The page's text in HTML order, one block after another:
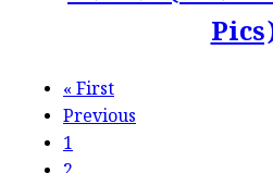
«First
Previous
1